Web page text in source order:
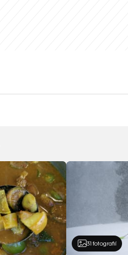
31 fotografií